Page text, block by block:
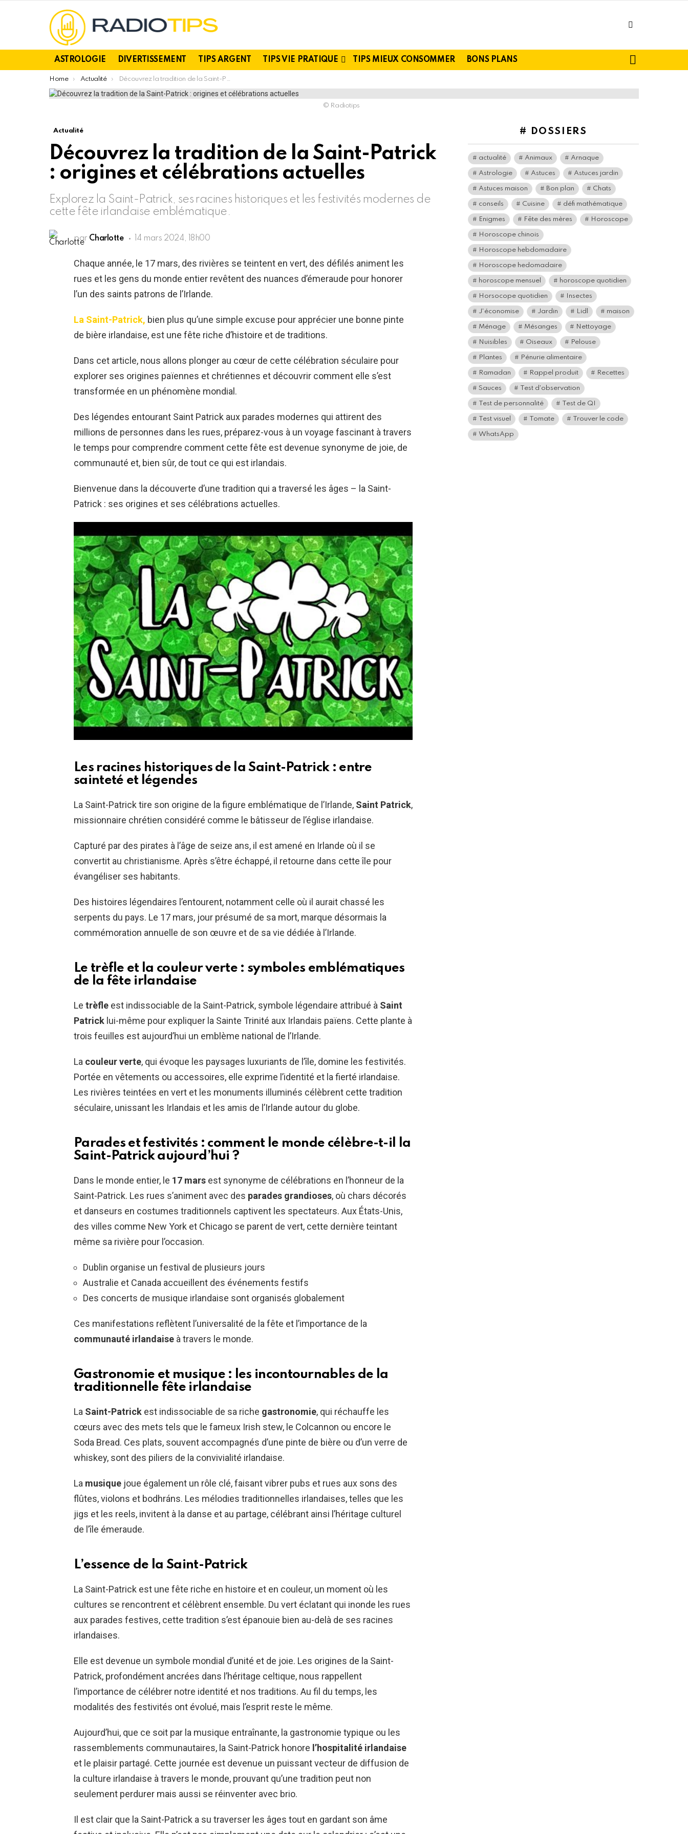
ASTROLOGIE DIVERTISSEMENT TIPS ARGENT TIPS VIE PRATIQUE TIPS MIEUX CONSOMMER BONS PLANS
You are here:
Home Actualité Découvrez la tradition de la Saint-Patrick : origines et célébrations actuelles
© Radiotips
Actualité
Découvrez la tradition de la Saint-Patrick
: origines et célébrations actuelles
Explorez la Saint-Patrick, ses racines historiques et les festivités modernes de
cette fête irlandaise emblématique.
par Charlotte 14 mars 2024, 18h00
Chaque année, le 17 mars, des rivières se teintent en vert, des défilés animent les
rues et les gens du monde entier revêtent des nuances d’émeraude pour honorer
l’un des saints patrons de l’Irlande.
La Saint-Patrick, bien plus qu’une simple excuse pour apprécier une bonne pinte
de bière irlandaise, est une fête riche d’histoire et de traditions.
Dans cet article, nous allons plonger au cœur de cette célébration séculaire pour
explorer ses origines païennes et chrétiennes et découvrir comment elle s’est
transformée en un phénomène mondial.
Des légendes entourant Saint Patrick aux parades modernes qui attirent des
millions de personnes dans les rues, préparez-vous à un voyage fascinant à travers
le temps pour comprendre comment cette fête est devenue synonyme de joie, de
communauté et, bien sûr, de tout ce qui est irlandais.
Bienvenue dans la découverte d’une tradition qui a traversé les âges – la Saint-
Patrick : ses origines et ses célébrations actuelles.
Les racines historiques de la Saint-Patrick : entre
sainteté et légendes
La Saint-Patrick tire son origine de la figure emblématique de l’Irlande, Saint Patrick,
missionnaire chrétien considéré comme le bâtisseur de l’église irlandaise.
Capturé par des pirates à l’âge de seize ans, il est amené en Irlande où il se
convertit au christianisme. Après s’être échappé, il retourne dans cette île pour
évangéliser ses habitants.
Des histoires légendaires l’entourent, notamment celle où il aurait chassé les
serpents du pays. Le 17 mars, jour présumé de sa mort, marque désormais la
commémoration annuelle de son œuvre et de sa vie dédiée à l’Irlande.
Le trèfle et la couleur verte : symboles emblématiques
de la fête irlandaise
Le trèfle est indissociable de la Saint-Patrick, symbole légendaire attribué à Saint
Patrick lui-même pour expliquer la Sainte Trinité aux Irlandais païens. Cette plante à
trois feuilles est aujourd’hui un emblème national de l’Irlande.
La couleur verte, qui évoque les paysages luxuriants de l’île, domine les festivités.
Portée en vêtements ou accessoires, elle exprime l’identité et la fierté irlandaise.
Les rivières teintées en vert et les monuments illuminés célèbrent cette tradition
séculaire, unissant les Irlandais et les amis de l’Irlande autour du globe.
Parades et festivités : comment le monde célèbre-t-il la
Saint-Patrick aujourd’hui ?
Dans le monde entier, le 17 mars est synonyme de célébrations en l’honneur de la
Saint-Patrick. Les rues s’animent avec des parades grandioses, où chars décorés
et danseurs en costumes traditionnels captivent les spectateurs. Aux États-Unis,
des villes comme New York et Chicago se parent de vert, cette dernière teintant
même sa rivière pour l’occasion.
Dublin organise un festival de plusieurs jours
Australie et Canada accueillent des événements festifs
Des concerts de musique irlandaise sont organisés globalement
Ces manifestations reflètent l’universalité de la fête et l’importance de la
communauté irlandaise à travers le monde.
Gastronomie et musique : les incontournables de la
traditionnelle fête irlandaise
La Saint-Patrick est indissociable de sa riche gastronomie, qui réchauffe les
cœurs avec des mets tels que le fameux Irish stew, le Colcannon ou encore le
Soda Bread. Ces plats, souvent accompagnés d’une pinte de bière ou d’un verre de
whiskey, sont des piliers de la convivialité irlandaise.
La musique joue également un rôle clé, faisant vibrer pubs et rues aux sons des
flûtes, violons et bodhráns. Les mélodies traditionnelles irlandaises, telles que les
jigs et les reels, invitent à la danse et au partage, célébrant ainsi l’héritage culturel
de l’île émeraude.
L’essence de la Saint-Patrick
La Saint-Patrick est une fête riche en histoire et en couleur, un moment où les
cultures se rencontrent et célèbrent ensemble. Du vert éclatant qui inonde les rues
aux parades festives, cette tradition s’est épanouie bien au-delà de ses racines
irlandaises.
Elle est devenue un symbole mondial d’unité et de joie. Les origines de la Saint-
Patrick, profondément ancrées dans l’héritage celtique, nous rappellent
l’importance de célébrer notre identité et nos traditions. Au fil du temps, les
modalités des festivités ont évolué, mais l’esprit reste le même.
Aujourd’hui, que ce soit par la musique entraînante, la gastronomie typique ou les
rassemblements communautaires, la Saint-Patrick honore l’hospitalité irlandaise
et le plaisir partagé. Cette journée est devenue un puissant vecteur de diffusion de
la culture irlandaise à travers le monde, prouvant qu’une tradition peut non
seulement perdurer mais aussi se réinventer avec brio.
Il est clair que la Saint-Patrick a su traverser les âges tout en gardant son âme
# DOSSIERS
actualité Animaux Arnaque
Astrologie Astuces Astuces jardin
Astuces maison Bon plan Chats
conseils Cuisine défi mathématique
Enigmes Fête des mères Horoscope
Horoscope chinois
Horoscope hebdomadaire
Horoscope hedomadaire
horoscope mensuel horoscope quotidien
Horsocope quotidien Insectes
J'économise Jardin Lidl maison
Ménage Mésanges Nettoyage
Nuisibles Oiseaux Pelouse
Plantes Pénurie alimentaire
Ramadan Rappel produit Recettes
Sauces Test d'observation
Test de personnalité Test de QI
Test visuel Tomate Trouver le code
WhatsApp